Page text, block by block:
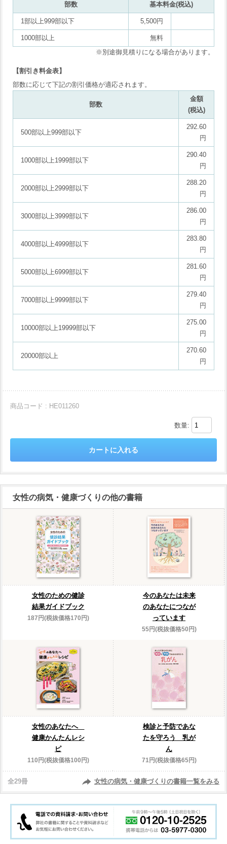
部数 基本料金(税込)
1部以上999部以下 5,500円
1000部以上
無料
※別途御見積りになる場合があります。
【割引き料金表】
部数に応じて下記の割引価格が適応されます。
部数
金額
(税込)
500部以上999部以下
292.60
円
1000部以上1999部以下
290.40
円
2000部以上2999部以下
288.20
円
3000部以上3999部以下
286.00
円
4000部以上4999部以下
283.80
円
5000部以上6999部以下
281.60
円
7000部以上9999部以下
279.40
円
10000部以上19999部以下
275.00
円
20000部以上
270.60
円
商品コード : HE011260
数量:
女性の病気・健康づくりの他の書籍
女性のための健診
結果ガイドブック
187円(税抜価格170円)
今のあなたは未来
のあなたにつなが
っています
55円(税抜価格50円)
女性のあなたへ
健康かんたんレシ
ピ
110円(税抜価格100円)
検診と予防であな
たを守ろう 乳が
ん
71円(税抜価格65円)
全29冊 女性の病気・健康づくりの書籍一覧をみる